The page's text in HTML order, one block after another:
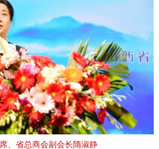
、省总商会副会长隋淑静